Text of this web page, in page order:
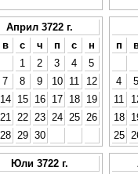
Април 3722 г.
в с ч п с
н
1
2 3 4
5
7 8 9 10 11
12
14 15 16 17 18
19
21 22 23 24 25
26
28 29 30
п
4
5
11
18
25
Юли 3722 г.